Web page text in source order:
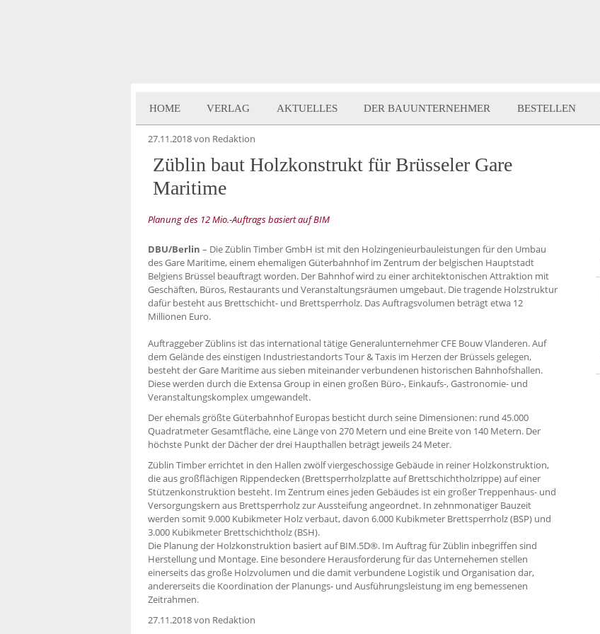
HOME VERLAG AKTUELLES DER BAUUNTERNEHMER BESTELLEN
27.11.2018von Redaktion
Züblin baut Holzkonstrukt für Brüsseler Gare
Maritime
Planung des 12 Mio.-Auftrags basiert auf BIM
DBU/Berlin – Die Züblin Timber GmbH ist mit den Holzinge­nieurbauleistungen für den Umbau
des Gare Maritime, einem ehemaligen Güterbahnhof im Zentrum der belgischen Hauptstadt
Belgiens Brüssel beauftragt worden. Der Bahnhof wird zu einer architektonischen Attraktion mit
Geschäften, Büros, Restaurants und Veranstaltungsräumen umgebaut. Die tragende Holzstruktur
dafür besteht aus Brettschicht- und Brettsperrholz. Das Auftragsvolumen beträgt etwa 12
Millionen Euro.
Auftraggeber Züblins ist das international tätige Generalunternehmer CFE Bouw Vlanderen. Auf
dem Gelände des einstigen Industriestandorts Tour & Taxis im Herzen der Brüssels gelegen,
besteht der Gare Maritime aus sieben miteinander verbundenen historischen Bahnhofshallen.
Diese werden durch die Extensa Group in einen großen Büro-, Einkaufs-, Gastronomie- und
Veranstaltungskomplex umgewandelt.
Der ehemals größte Güterbahnhof Europas besticht durch seine Dimensionen: rund 45.000
Quadratmeter Gesamtfläche, eine Länge von 270 Metern und eine Breite von 140 Metern. Der
höchste Punkt der Dächer der drei Haupthallen beträgt jeweils 24 Meter.
Züblin Timber errichtet in den Hallen zwölf viergeschossige Gebäude in reiner Holzkonstruk­tion,
die aus großflächigen Rippendecken (Brettsperrholzplatte auf Brettschichtholzrippe) auf einer
Stützenkonstruktion besteht. Im Zentrum eines jeden Gebäudes ist ein großer Treppenhaus- und
Versorgungskern aus Brettsperrholz zur Aussteifung angeordnet. In zehnmonatiger Bauzeit
werden somit 9.000 Kubikmeter Holz verbaut, davon 6.000 Kubikmeter Brettsperrholz (BSP) und
3.000 Kubik­meter Brettschichtholz (BSH).
Die Planung der Holzkonstruktion basiert auf BIM.5D®. Im Auftrag für Züblin inbegriffen sind
Herstellung und Montage. Eine besondere Herausforderung für das Unternehemen stellen
einerseits das große Holzvolumen und die damit verbundene Logistik und Organisation dar,
andererseits die Koordination der Planungs- und Ausführungsleistung im eng bemessenen
Zeitrahmen.
27.11.2018von Redaktion